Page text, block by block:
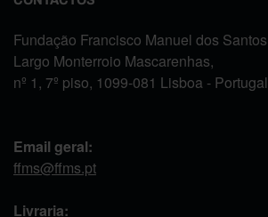
Fundação Francisco Manuel dos Santos
Largo Monterroio Mascarenhas,
nº 1, 7º piso, 1099-081 Lisboa - Portugal
Email geral:
ffms@ffms.pt
Livraria: